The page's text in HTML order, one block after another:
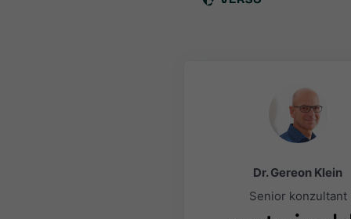
Dr. Gereon Klein
Senior konzultant